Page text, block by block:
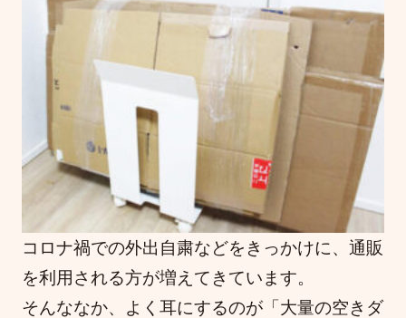
コロナ禍での外出自粛などをきっかけに、通販
を利用される方が増えてきています。
そんななか、よく耳にするのが「大量の空きダ